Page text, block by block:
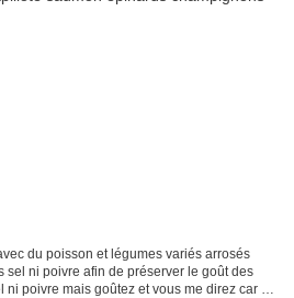
du poisson et légumes variés arrosés
sel ni poivre afin de préserver le goût des
poivre mais goûtez et vous me direz car le